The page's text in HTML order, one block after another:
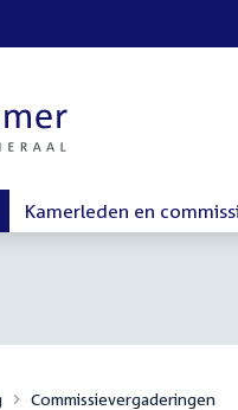
Kamerleden en
Commissievergaderingen